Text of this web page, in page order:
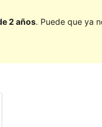
2 años. Puede que ya